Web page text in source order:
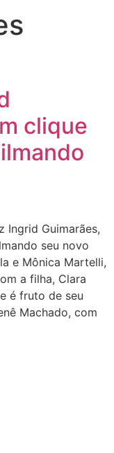
clique
Ingrid Guimarães,
seu novo
e Mônica Martelli,
a filha, Clara
é fruto de seu
Machado, com